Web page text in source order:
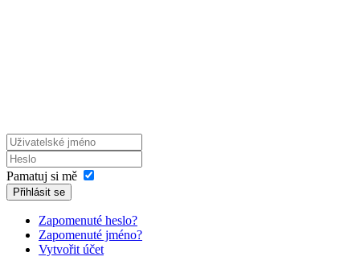
Pamatuj si mě
Přihlásit se
Zapomenuté heslo?
Zapomenuté jméno?
Vytvořit účet